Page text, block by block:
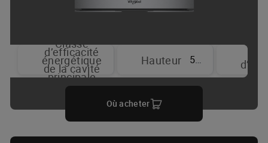
Classe
d’efficacité
énergétique
de la cavité
principale
Hauteur 59.7 cm
Où acheter